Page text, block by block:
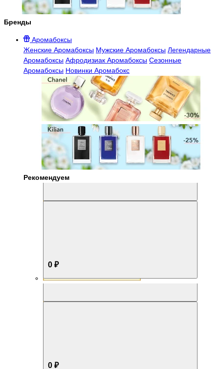
Бренды
Аромабоксы
Женские Аромабоксы Мужские Аромабоксы Легендарные
Аромабоксы Афродизиак Аромабоксы Сезонные
Аромабоксы Новинки Аромабокс
Рекомендуем
0 ₽
0 ₽